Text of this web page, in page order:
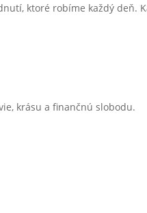
ktoré robíme každý deň.
krásu a finančnú slobodu.